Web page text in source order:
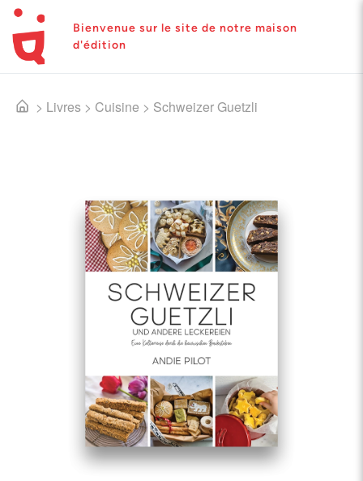
Bienvenue sur le site de notre maison
d'édition
> Livres > Cuisine > Schweizer Guetzli